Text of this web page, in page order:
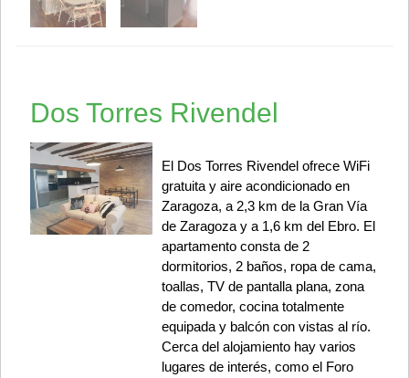
Dos Torres Rivendel
El Dos Torres Rivendel ofrece WiFi
gratuita y aire acondicionado en
Zaragoza, a 2,3 km de la Gran Vía
de Zaragoza y a 1,6 km del Ebro. El
apartamento consta de 2
dormitorios, 2 baños, ropa de cama,
toallas, TV de pantalla plana, zona
de comedor, cocina totalmente
equipada y balcón con vistas al río.
Cerca del alojamiento hay varios
lugares de interés, como el Foro